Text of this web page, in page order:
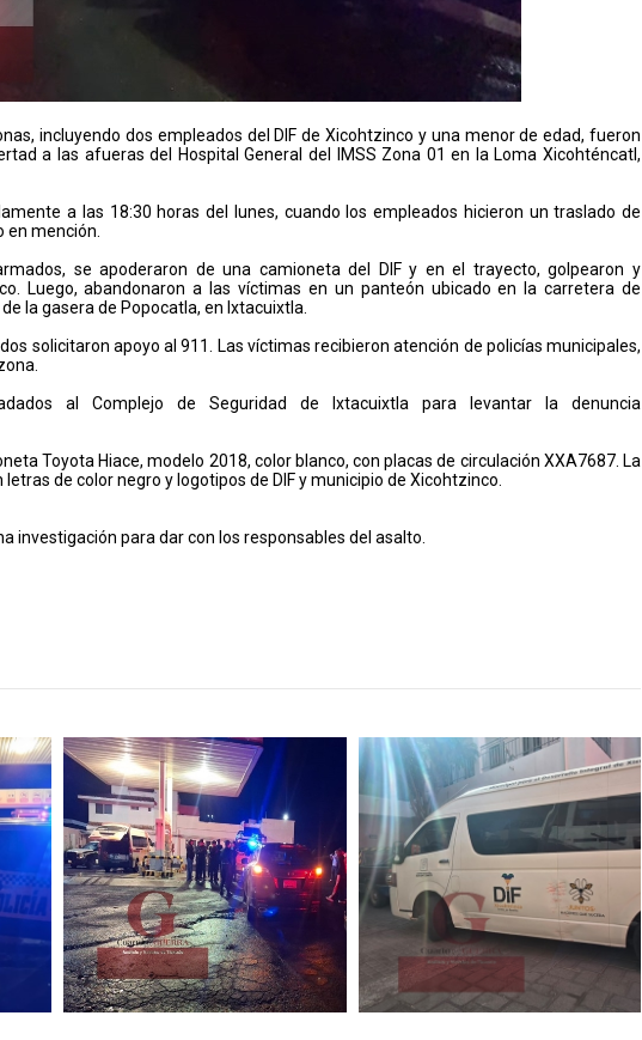
incluyendo dos empleados del DIF de Xicohtzinco y una menor de edad, fueron
a las afueras del Hospital General del IMSS Zona 01 en la Loma Xicohténcatl,
a las 18:30 horas del lunes, cuando los empleados hicieron un traslado de
en mención.
se apoderaron de una camioneta del DIF y en el trayecto, golpearon y
Luego, abandonaron a las víctimas en un panteón ubicado en la carretera de
la gasera de Popocatla, en Ixtacuixtla.
solicitaron apoyo al 911. Las víctimas recibieron atención de policías municipales,
al Complejo de Seguridad de Ixtacuixtla para levantar la denuncia
Toyota Hiace, modelo 2018, color blanco, con placas de circulación XXA7687. La
de color negro y logotipos de DIF y municipio de Xicohtzinco.
investigación para dar con los responsables del asalto.